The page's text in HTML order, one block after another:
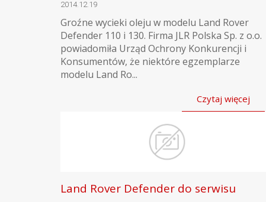
2014.12.19
Groźne wycieki oleju w modelu Land Rover
Defender 110 i 130. Firma JLR Polska Sp. z o.o.
powiadomiła Urząd Ochrony Konkurencji i
Konsumentów, że niektóre egzemplarze
modelu Land Ro...
Czytaj więcej
Land Rover Defender do serwisu